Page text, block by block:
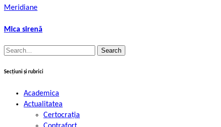
Meridiane
Mica sirenă
Search
Secțiuni și rubrici
Academica
Actualitatea
Certocrația